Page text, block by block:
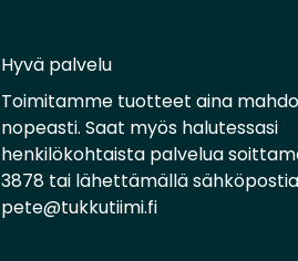
Hyvä palvelu
Toimitamme tuotteet aina
nopeasti. Saat myös halutessasi
henkilökohtaista palvelua
3878 tai lähettämällä sähköpostia
pete@tukkutiimi.fi